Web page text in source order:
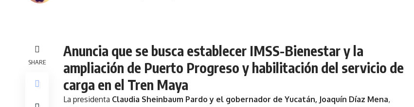
SHARE
Anuncia que se busca establecer IMSS-Bienestar y la
ampliación de Puerto Progreso y habilitación del servicio de
carga en el Tren Maya
La presidenta Claudia Sheinbaum Pardo y el gobernador de Yucatán, Joaquín Díaz Mena,